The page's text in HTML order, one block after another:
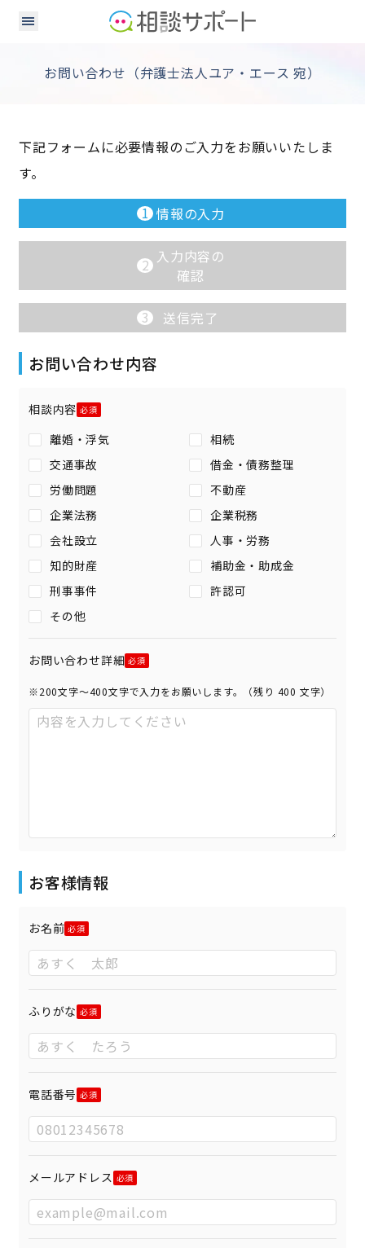
お問い合わせ（弁護士法人ユア・エース 宛）
下記フォームに必要情報のご入力をお願いいたしま
す。
1 情報の入力
2 入力内容の
確認
3 送信完了
お問い合わせ内容
相談内容
離婚・浮気
相続
交通事故
借金・債務整理
労働問題
不動産
企業法務
企業税務
会社設立
人事・労務
知的財産
補助金・助成金
刑事事件
許認可
その他
お問い合わせ詳細
※200文字〜400文字で入力をお願いします。（残り 400 文字）
お客様情報
お名前
ふりがな
電話番号
メールアドレス